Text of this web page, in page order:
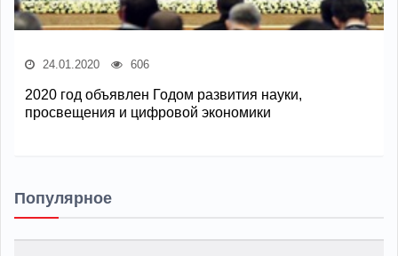
24.01.2020 606
2020 год объявлен Годом развития науки,
просвещения и цифровой экономики
Популярное